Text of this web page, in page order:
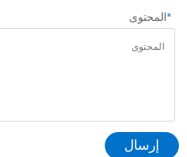
*المحتوى
إرسال